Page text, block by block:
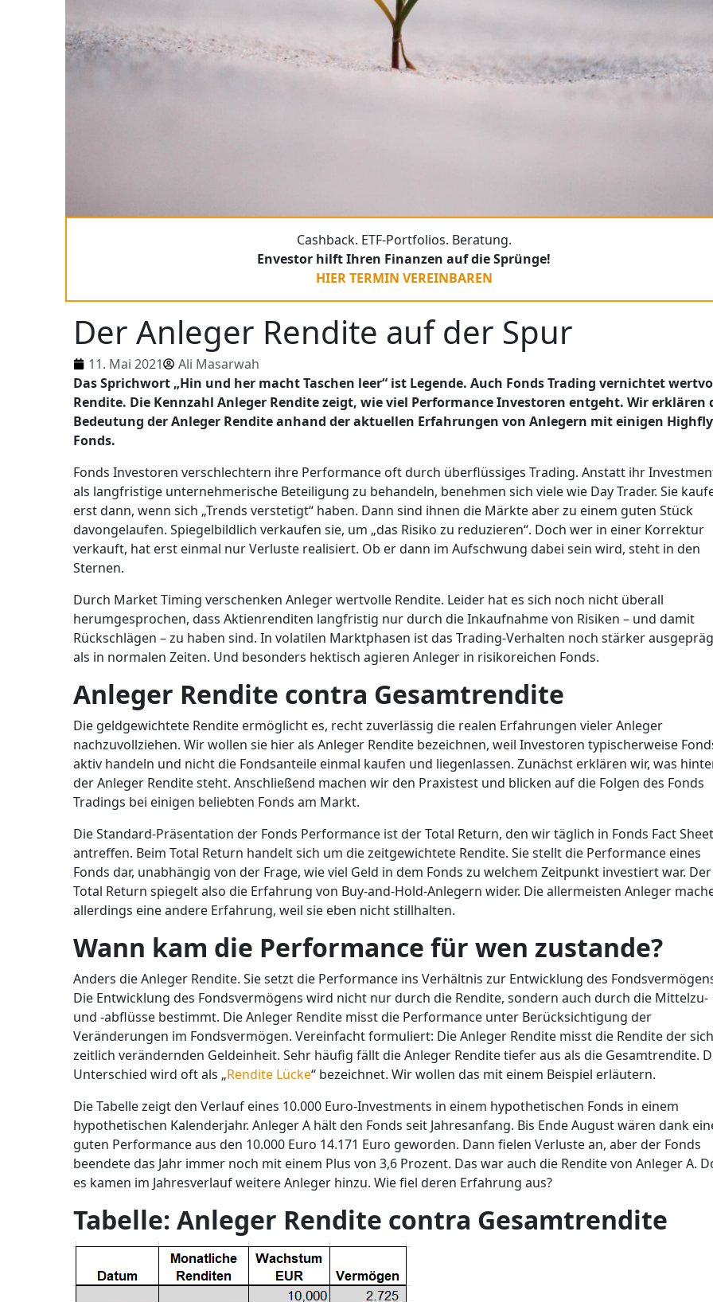
Cashback. ETF-Portfolios. Beratung.
Envestor hilft Ihren Finanzen auf die Sprünge!
HIER TERMIN VEREINBAREN
Der Anleger Rendite auf der Spur
11. Mai 2021
Ali Masarwah
Das Sprichwort „Hin und her macht Taschen leer“ ist Legende. Auch Fonds Trading vernichtet
Rendite. Die Kennzahl Anleger Rendite zeigt, wie viel Performance Investoren entgeht. Wir erklären
Bedeutung der Anleger Rendite anhand der aktuellen Erfahrungen von Anlegern mit einigen
Fonds.
Fonds Investoren verschlechtern ihre Performance oft durch überflüssiges Trading. Anstatt ihr
als langfristige unternehmerische Beteiligung zu behandeln, benehmen sich viele wie Day Trader. Sie
erst dann, wenn sich „Trends verstetigt“ haben. Dann sind ihnen die Märkte aber zu einem guten Stück
davongelaufen. Spiegelbildlich verkaufen sie, um „das Risiko zu reduzieren“. Doch wer in einer Korrektur
verkauft, hat erst einmal nur Verluste realisiert. Ob er dann im Aufschwung dabei sein wird, steht in den
Sternen.
Durch Market Timing verschenken Anleger wertvolle Rendite. Leider hat es sich noch nicht überall
herumgesprochen, dass Aktienrenditen langfristig nur durch die Inkaufnahme von Risiken – und damit
Rückschlägen – zu haben sind. In volatilen Marktphasen ist das Trading-Verhalten noch stärker
als in normalen Zeiten. Und besonders hektisch agieren Anleger in risikoreichen Fonds.
Anleger Rendite contra Gesamtrendite
Die geldgewichtete Rendite ermöglicht es, recht zuverlässig die realen Erfahrungen vieler Anleger
nachzuvollziehen. Wir wollen sie hier als Anleger Rendite bezeichnen, weil Investoren typischerweise
aktiv handeln und nicht die Fondsanteile einmal kaufen und liegenlassen. Zunächst erklären wir, was
der Anleger Rendite steht. Anschließend machen wir den Praxistest und blicken auf die Folgen des Fonds
Tradings bei einigen beliebten Fonds am Markt.
Die Standard-Präsentation der Fonds Performance ist der Total Return, den wir täglich in Fonds Fact
antreffen. Beim Total Return handelt sich um die zeitgewichtete Rendite. Sie stellt die Performance eines
Fonds dar, unabhängig von der Frage, wie viel Geld in dem Fonds zu welchem Zeitpunkt investiert war. Der
Total Return spiegelt also die Erfahrung von Buy-and-Hold-Anlegern wider. Die allermeisten Anleger
allerdings eine andere Erfahrung, weil sie eben nicht stillhalten.
Wann kam die Performance für wen zustande?
Anders die Anleger Rendite. Sie setzt die Performance ins Verhältnis zur Entwicklung des
Die Entwicklung des Fondsvermögens wird nicht nur durch die Rendite, sondern auch durch die Mittelzu-
und -abflüsse bestimmt. Die Anleger Rendite misst die Performance unter Berücksichtigung der
Veränderungen im Fondsvermögen. Vereinfacht formuliert: Die Anleger Rendite misst die Rendite der sich
zeitlich verändernden Geldeinheit. Sehr häufig fällt die Anleger Rendite tiefer aus als die Gesamtrendite.
Unterschied wird oft als „Rendite Lücke“ bezeichnet. Wir wollen das mit einem Beispiel erläutern.
Die Tabelle zeigt den Verlauf eines 10.000 Euro-Investments in einem hypothetischen Fonds in einem
hypothetischen Kalenderjahr. Anleger A hält den Fonds seit Jahresanfang. Bis Ende August wären dank
guten Performance aus den 10.000 Euro 14.171 Euro geworden. Dann fielen Verluste an, aber der Fonds
beendete das Jahr immer noch mit einem Plus von 3,6 Prozent. Das war auch die Rendite von Anleger A.
es kamen im Jahresverlauf weitere Anleger hinzu. Wie fiel deren Erfahrung aus?
Tabelle: Anleger Rendite contra Gesamtrendite